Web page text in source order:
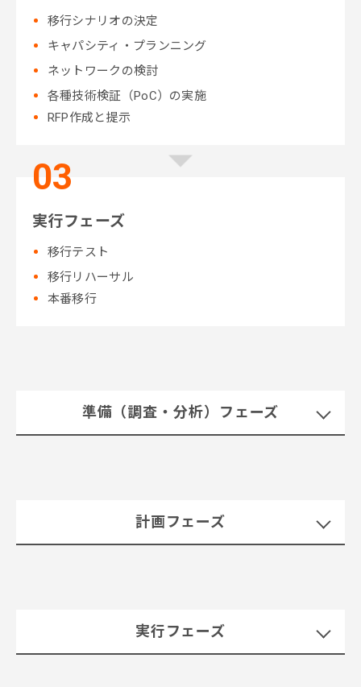
移行シナリオの決定
キャパシティ・プランニング
ネットワークの検討
各種技術検証（PoC）の実施
RFP作成と提示
実行フェーズ
移行テスト
移行リハーサル
本番移行
準備（調査・分析）フェーズ
計画フェーズ
実行フェーズ